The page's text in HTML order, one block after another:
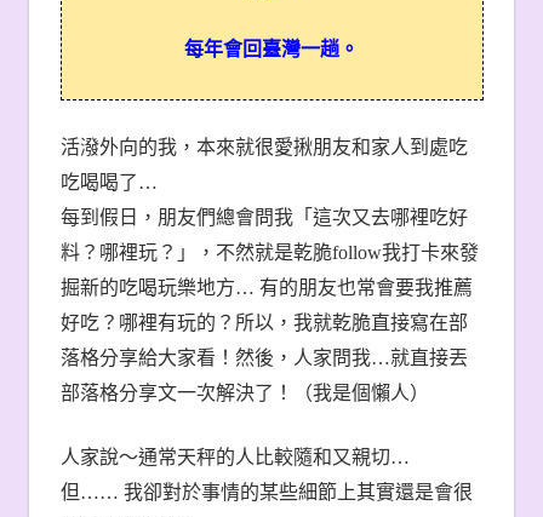
每年會回臺灣一趟。
活潑外向的我，本來就很愛揪朋友和家人到處吃
吃喝喝了…
每到假日，朋友們總會問我「這次又去哪裡吃好
料？哪裡玩？」，不然就是乾脆follow我打卡來發
掘新的吃喝玩樂地方… 有的朋友也常會要我推薦
好吃？哪裡有玩的？所以，我就乾脆直接寫在部
落格分享給大家看！然後，人家問我…就直接丟
部落格分享文一次解決了！（我是個懶人）
人家說～通常天秤的人比較隨和又親切…
但…… 我卻對於事情的某些細節上其實還是會很